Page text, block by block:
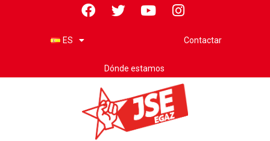
ES Contactar
Dónde estamos